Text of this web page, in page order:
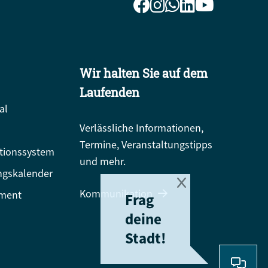
Wir halten Sie auf dem
Laufenden
Verlässliche Informationen,
Termine, Veranstaltungstipps
und mehr.
Kommunikation
Frag
deine
Stadt!